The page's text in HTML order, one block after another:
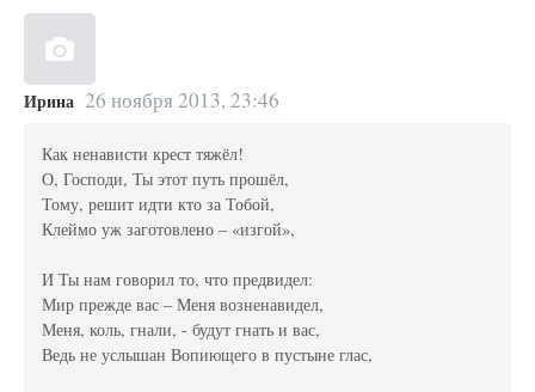
Ирина 26 ноября 2013, 23:46
Как ненависти крест тяжёл!
О, Господи, Ты этот путь прошёл,
Тому, решит идти кто за Тобой,
Клеймо уж заготовлено – «изгой»,
И Ты нам говорил то, что предвидел:
Мир прежде вас – Меня возненавидел,
Меня, коль, гнали, - будут гнать и вас,
Ведь не услышан Вопиющего в пустыне глас,